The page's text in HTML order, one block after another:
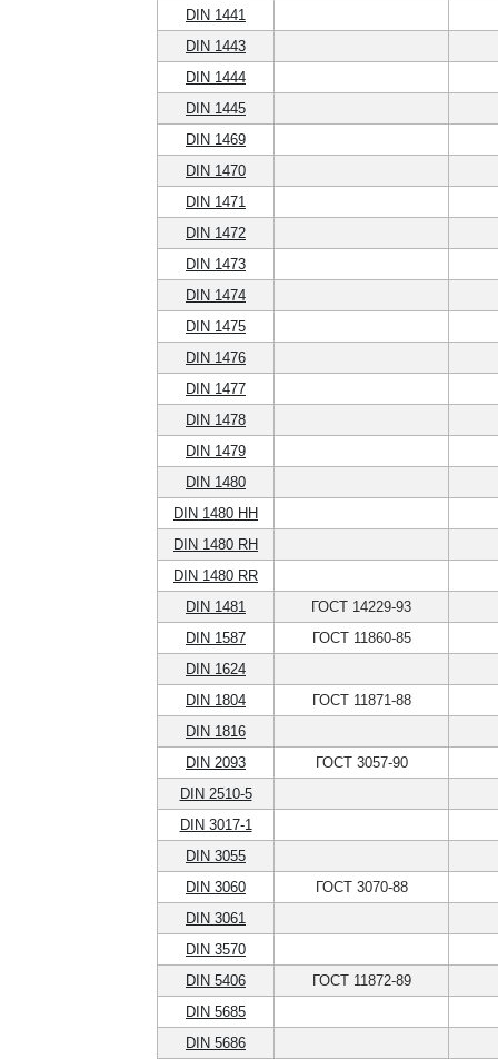
DIN 1441
DIN 1443
DIN 1444
DIN 1445
DIN 1469
DIN 1470
DIN 1471
DIN 1472
DIN 1473
DIN 1474
DIN 1475
DIN 1476
DIN 1477
DIN 1478
DIN 1479
DIN 1480
DIN 1480 HH
DIN 1480 RH
DIN 1480 RR
DIN 1481
ГОСТ 14229-93
DIN 1587
ГОСТ 11860-85
DIN 1624
DIN 1804
ГОСТ 11871-88
DIN 1816
DIN 2093
ГОСТ 3057-90
DIN 2510-5
DIN 3017-1
DIN 3055
DIN 3060
ГОСТ 3070-88
DIN 3061
DIN 3570
DIN 5406
ГОСТ 11872-89
DIN 5685
DIN 5686